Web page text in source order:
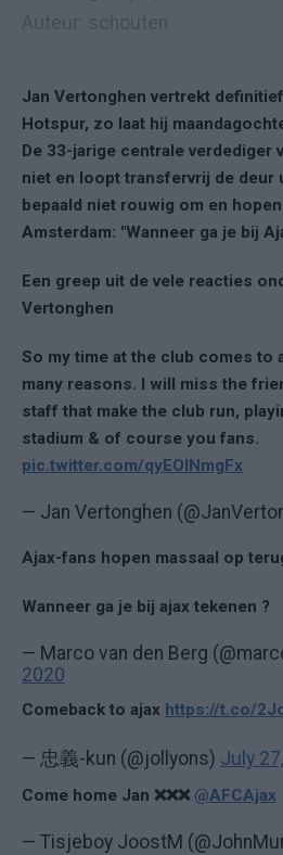
Jan Vertonghen vertrekt
Hotspur, zo laat hij
De 33-jarige centrale verdediger
niet en loopt transfervrij de deur
bepaald niet rouwig om en
Amsterdam: "Wanneer ga je bij
Een greep uit de vele reacties
Vertonghen
So my time at the club comes to
many reasons. I will miss the
staff that make the club run,
stadium & of course you fans.
pic.twitter.com/qyEOlNmgFx
— Jan Vertonghen
Ajax-fans hopen massaal op
Wanneer ga je bij ajax tekenen ?
— Marco van den Berg
2020
Comeback to ajax https://t.co/
— 忠義-kun (@jollyons) July
Come home Jan ❌❌❌ @AFCAjax
— Tisjeboy JoostM